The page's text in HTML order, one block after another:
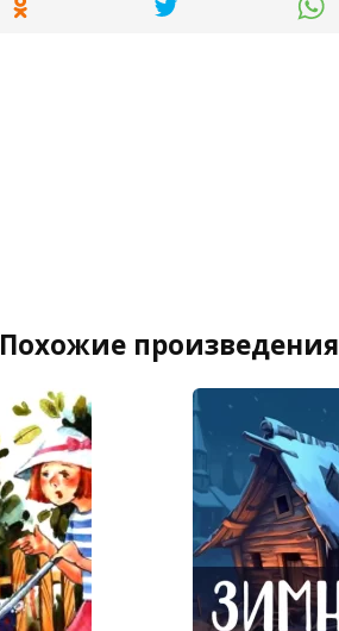
Похожие произведения